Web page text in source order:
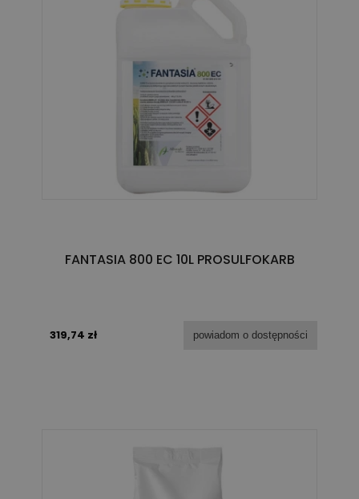
FANTASIA 800 EC 10L PROSULFOKARB
319,74 zł powiadom o dostępności